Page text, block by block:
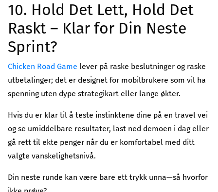
10. Hold Det Lett, Hold Det
Raskt – Klar for Din Neste
Sprint?
Chicken Road Game lever på raske beslutninger og raske
utbetalinger; det er designet for mobilbrukere som vil ha
spenning uten dype strategikart eller lange økter.
Hvis du er klar til å teste instinktene dine på en travel vei
og se umiddelbare resultater, last ned demoen i dag eller
gå rett til ekte penger når du er komfortabel med ditt
valgte vanskelighetsnivå.
Din neste runde kan være bare ett trykk unna—så hvorfor